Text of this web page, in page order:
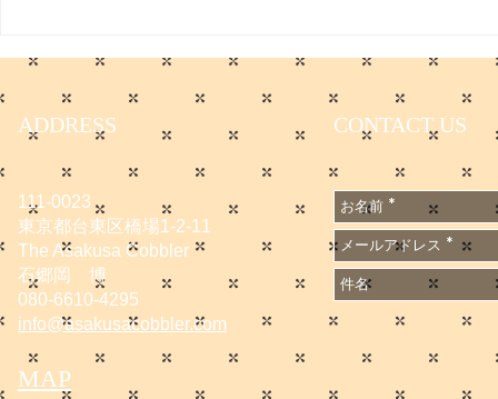
ADDRESS CONTACT US
111-0023
東京都台東区橋場1-2-11
The Asakusa Cobbler
石郷岡 博
080-6610-4295
info@asakusacobbler.com
MAP